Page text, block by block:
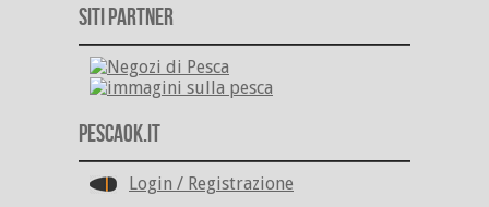
Siti Partner
PescaOk.it
Login / Registrazione